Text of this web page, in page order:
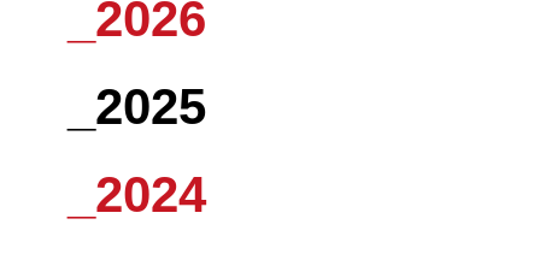
_2026
_2025
_2024